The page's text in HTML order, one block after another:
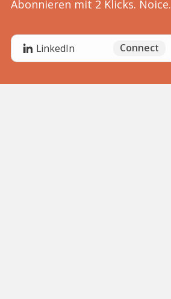
Abonnieren mit 2 Klicks. Noice.
LinkedIn Connect